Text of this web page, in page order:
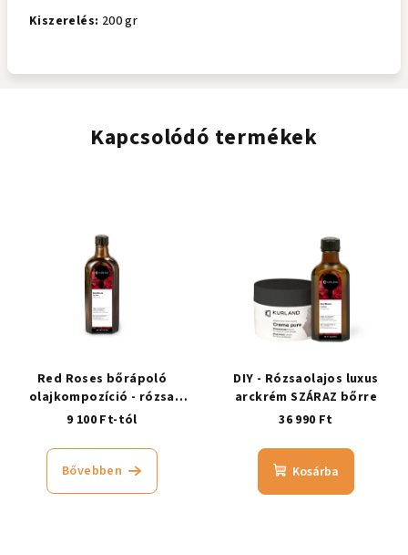
Kiszerelés: 200 gr
Kapcsolódó termékek
Red Roses bőrápoló
olajkompozíció - rózsa
esszenciával
9 100 Ft-tól
Bővebben
DIY - Rózsaolajos luxus
arckrém SZÁRAZ bőrre
36 990 Ft
Kosárba